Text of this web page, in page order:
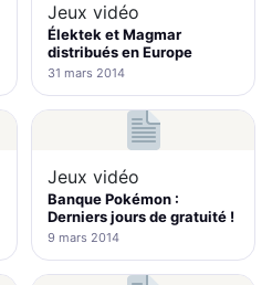
Jeux vidéo
Élektek et Magmar
distribués en Europe
31 mars 2014
Jeux vidéo
Banque Pokémon :
Derniers jours de gratuité !
9 mars 2014